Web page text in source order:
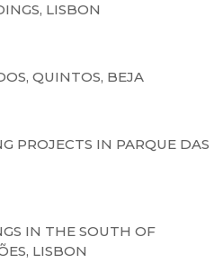
LISBON
QUINTOS, BEJA
PROJECTS IN PARQUE DAS
IN THE SOUTH OF
LISBON